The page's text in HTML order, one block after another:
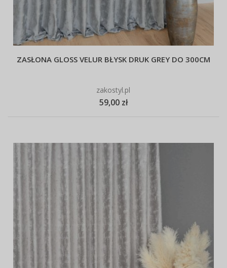
ZASŁONA GLOSS VELUR BŁYSK DRUK GREY DO 300CM
zakostyl.pl
59,00 zł